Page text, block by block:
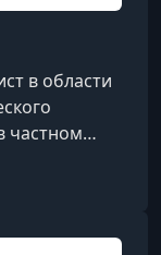
в области
частном